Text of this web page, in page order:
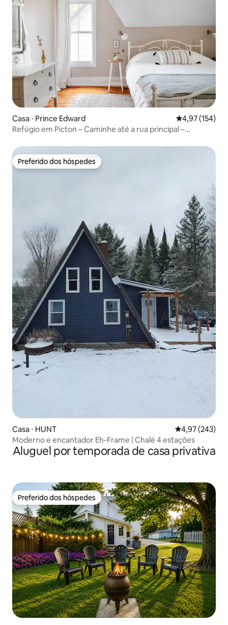
Casa ⋅ Prince Edward 4,97 de uma
4,97 (154)
Refúgio em Picton – Caminhe até a rua principal –
Preferido dos hóspedes
Preferido dos hóspedes
Casa ⋅ HUNT 4,97 de uma
4,97 (243)
Moderno e encantador Eh-Frame | Chalé 4 estações
Aluguel por temporada de casa privativa
Preferido dos hóspedes
Preferido dos hóspedes